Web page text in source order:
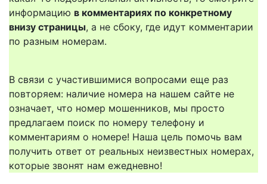
информацию в комментариях по конкретному
внизу страницы, а не сбоку, где идут комментарии
по разным номерам.
В связи с участившимися вопросами еще раз
повторяем: наличие номера на нашем сайте не
означает, что номер мошенников, мы просто
предлагаем поиск по номеру телефону и
комментариям о номере! Наша цель помочь вам
получить ответ от реальных неизвестных номерах,
которые звонят нам ежедневно!